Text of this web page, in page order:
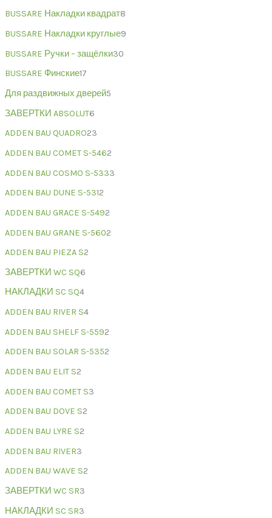
BUSSARE Накладки квадрат8
BUSSARE Накладки круглые9
BUSSARE Ручки – защёлки30
BUSSARE Финские17
Для раздвижных дверей5
ЗАВЕРТКИ ABSOLUT6
ADDEN BAU QUADRO23
ADDEN BAU COMET S-5462
ADDEN BAU COSMO S-5333
ADDEN BAU DUNE S-5312
ADDEN BAU GRACE S-5492
ADDEN BAU GRANE S-5602
ADDEN BAU PIEZA S2
ЗАВЕРТКИ WC SQ6
НАКЛАДКИ SC SQ4
ADDEN BAU RIVER S4
ADDEN BAU SHELF S-5592
ADDEN BAU SOLAR S-5352
ADDEN BAU ELIT S2
ADDEN BAU COMET S3
ADDEN BAU DOVE S2
ADDEN BAU LYRE S2
ADDEN BAU RIVER3
ADDEN BAU WAVE S2
ЗАВЕРТКИ WC SR3
НАКЛАДКИ SC SR3